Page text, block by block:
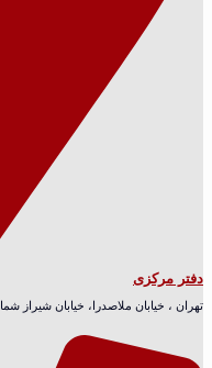
دفتر مرکزی
تهران ، خیابان ملاصدرا، خیابان شیراز